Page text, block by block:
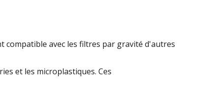
compatible avec les filtres par gravité d'autres
et les microplastiques. Ces